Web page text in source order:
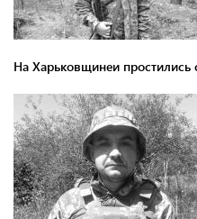
На Харьковщинеи